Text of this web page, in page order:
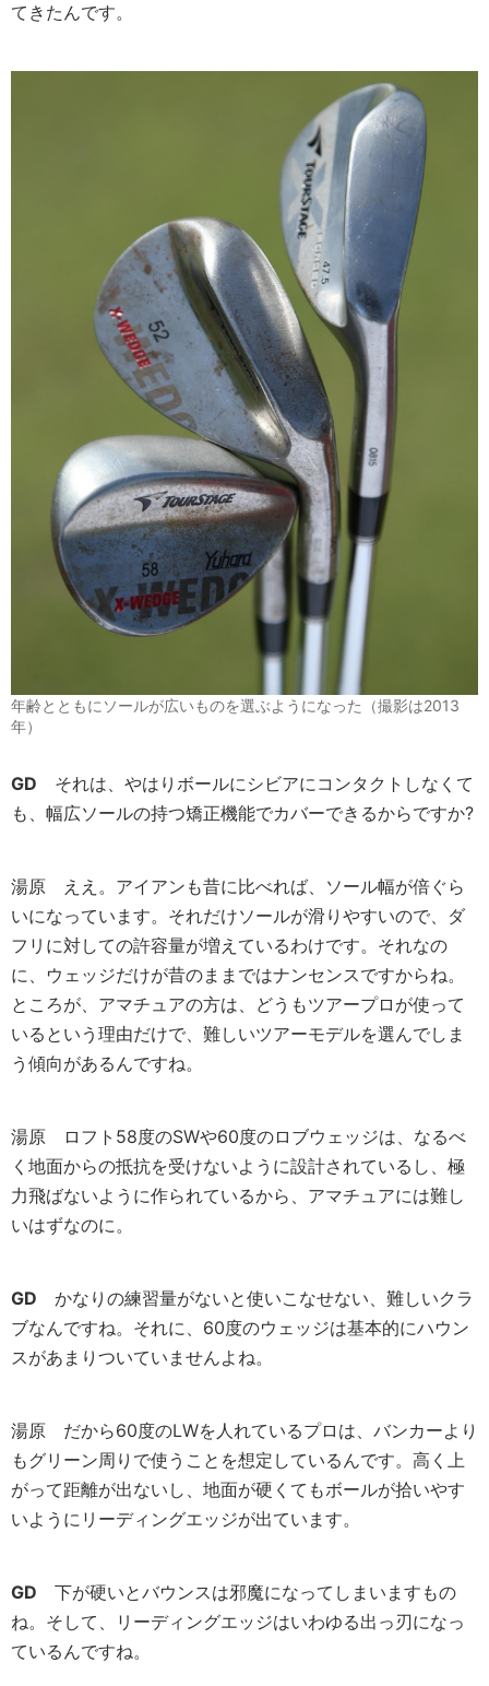
てきたんです。
年齢とともにソールが広いものを選ぶようになった（撮影は2013
年）
GD それは、やはりボールにシビアにコンタクトしなくて
も、幅広ソールの持つ矯正機能でカバーできるからですか?
湯原 ええ。アイアンも昔に比べれば、ソール幅が倍ぐら
いになっています。それだけソールが滑りやすいので、ダ
フリに対しての許容量が増えているわけです。それなの
に、ウェッジだけが昔のままではナンセンスですからね。
ところが、アマチュアの方は、どうもツアープロが使って
いるという理由だけで、難しいツアーモデルを選んでしま
う傾向があるんですね。
湯原 ロフト58度のSWや60度のロブウェッジは、なるべ
く地面からの抵抗を受けないように設計されているし、極
力飛ばないように作られているから、アマチュアには難し
いはずなのに。
GD かなりの練習量がないと使いこなせない、難しいクラ
ブなんですね。それに、60度のウェッジは基本的にハウン
スがあまりついていませんよね。
湯原 だから60度のLWを人れているプロは、バンカーより
もグリーン周りで使うことを想定しているんです。高く上
がって距離が出ないし、地面が硬くてもボールが拾いやす
いようにリーディングエッジが出ています。
GD 下が硬いとバウンスは邪魔になってしまいますもの
ね。そして、リーディングエッジはいわゆる出っ刃になっ
ているんですね。